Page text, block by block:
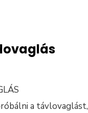
a távlovaglást,